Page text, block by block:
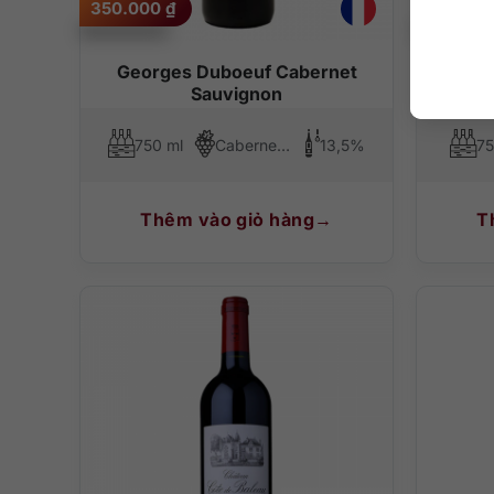
Georges Duboeuf Cabernet
Sauvignon
350.000 ₫
750 ml Cabernet Sauvignon 13,5%
Thêm vào giỏ hàng